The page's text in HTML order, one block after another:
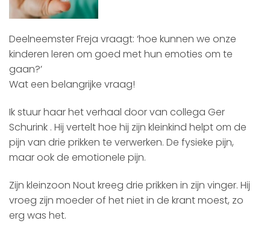
Deelneemster Freja vraagt: ‘hoe kunnen we onze
kinderen leren om goed met hun emoties om te
gaan?’
Wat een belangrijke vraag!
Ik stuur haar het verhaal door van collega Ger
Schurink . Hij vertelt hoe hij zijn kleinkind helpt om de
pijn van drie prikken te verwerken. De fysieke pijn,
maar ook de emotionele pijn.
Zijn kleinzoon Nout kreeg drie prikken in zijn vinger. Hij
vroeg zijn moeder of het niet in de krant moest, zo
erg was het.